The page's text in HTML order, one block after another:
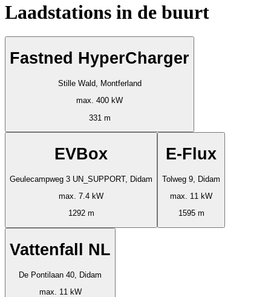
Laadstations in de buurt
Fastned HyperCharger
Stille Wald, Montferland
max. 400 kW
331 m
EVBox
Geulecampweg 3 UN_SUPPORT, Didam
max. 7.4 kW
1292 m
E-Flux
Tolweg 9, Didam
max. 11 kW
1595 m
Vattenfall NL
De Pontilaan 40, Didam
max. 11 kW